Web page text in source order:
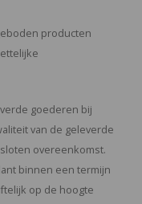
producten
goederen bij
van de geleverde
overeenkomst.
binnen een termijn
op de hoogte